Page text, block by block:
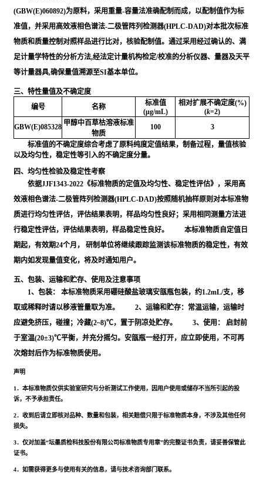
(GBW(E)060892)为原料，采用重量-容量法准确配制而成，以配制值作为标
准值，并采用⾼效液相⾊谱法-⼆极管阵列检测器(HPLC-DAD)对本批次标准
物质和质量控制对照样品进行比对，核验配制值。通过采用经过确认的、满
足计量学特性的分析方法,经法定计量机构检定/校准的分析仪器、量器及天平
等计量器具,确保量值溯源至SI基本单位。
三、特性量值及不确定度
编号
名称
标准值
(μg/mL)
相对扩展不确定度(%)
(k=2)
GBW(E)085328 甲醇中百草枯溶液标准
物质
100 3
标准值的不确定度综合考虑了原料纯度定值结果，制备过程，量值核验
以及均匀性，稳定性等引入的不确定度分量。
四、均匀性检验及稳定性考察
依据JJF1343-2022《标准物质的定值及均匀性、稳定性评估》，采用高
效液相色谱法-二极管阵列检测器(HPLC-DAD)按照随机抽样原则对本标准物
质进行均匀性评估，评估结果表明，样品均匀性良好；采用相同测量方法进
行稳定性评估，评估结果表明，样品稳定性良好。 本标准物质自定值日
期起，有效期24个月， 研制单位将继续跟踪监测该标准物质的稳定性，有效
期内如发现量值变化，将及时通知用户。
五、包装、运输和贮存、使用及注意事项
1、包装： 本标准物质采用硼硅酸盐玻璃安瓿瓶包装，约1.2mL/支，移
取或稀释时请以移液管量取为准。 2、运输和贮存：常温运输，运输时
应避免挤压，碰撞；冷藏(2~8)℃，置于阴凉处贮存。 3、使用： 启封前
于室温(20±3)℃平衡，并充分摇匀。安瓿瓶一经打开，应立即使用，不可再
次熔封后作为标准物质使用。
声明
1．本标准物质仅供实验室研究与分析测试工作使用，因用户使用或储存不当所引起的投
诉，不予承担责任。
2．收到后请立即核对品种、数量和包装，相关赔偿只限于标准物质本身，不涉及其他任何
损失。
3．仅对加盖“坛墨质检科技股份有限公司标准物质专用章”的完整证书负责，请妥善保管此
证书。
4．如需获得更多与使用有关的信息，请与技术咨询部门联系。